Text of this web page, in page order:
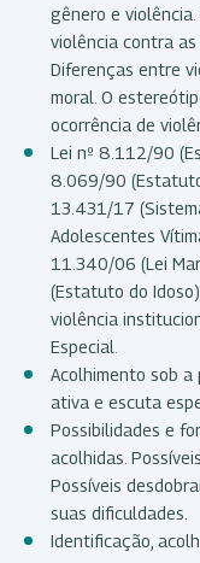
gênero e
violência contra as
Diferenças entre
moral. O
ocorrência de
Lei nº 8.112/90
8.069/90
13.431/17
Adolescentes
11.340/06 (Lei
(Estatuto do
violência
Especial.
Acolhimento sob
ativa e escuta
Possibilidades e
acolhidas.
Possíveis
suas dificuldades.
Identificação,